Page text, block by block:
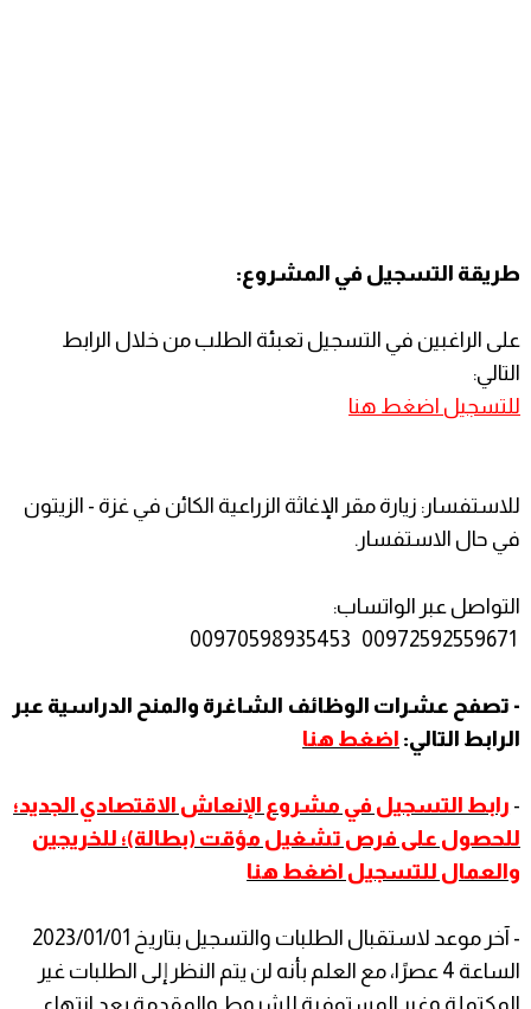
طريقة التسجيل في المشروع:
على الراغبين في التسجيل تعبئة الطلب من خلال الرابط
التالي:
للتسجيل اضغط هنا
للاستفسار: زيارة مقر الإغاثة الزراعية الكائن في غزة - الزيتون
في حال الاستفسار.
التواصل عبر الواتساب:
- تصفح عشرات الوظائف الشاغرة والمنح الدراسية عبر
الرابط التالي: اضغط هنا
- رابط التسجيل في مشروع الإنعاش الاقتصادي الجديد؛
للحصول على فرص تشغيل مؤقت (بطالة)؛ للخريجين
والعمال للتسجيل اضغط هنا
- آخر موعد لاستقبال الطلبات والتسجيل بتاريخ 2023/01/01
الساعة 4 عصرًا، مع العلم بأنه لن يتم النظر إلى الطلبات غير